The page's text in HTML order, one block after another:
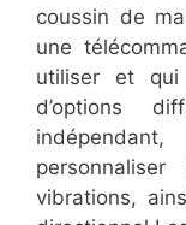
coussin de
une
utiliser et
d’options
vibrations,